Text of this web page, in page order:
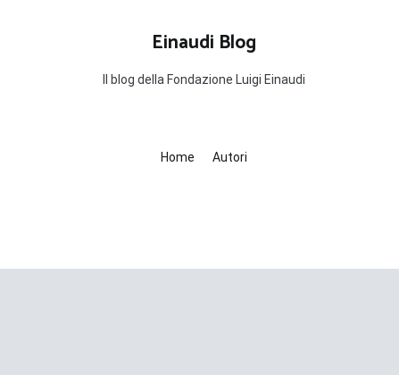
Einaudi Blog
Il blog della Fondazione Luigi Einaudi
Home Autori